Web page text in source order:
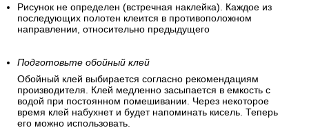
Рисунок не определен (встречная наклейка). Каждое из
последующих полотен клеится в противоположном
направлении, относительно предыдущего
Подготовьте обойный клей
Обойный клей выбирается согласно рекомендациям
производителя. Клей медленно засыпается в емкость с
водой при постоянном помешивании. Через некоторое
время клей набухнет и будет напоминать кисель. Теперь
его можно использовать.